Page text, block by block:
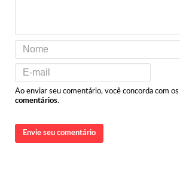
Ao enviar seu comentário, você concorda com os
comentários.
Envie seu comentário